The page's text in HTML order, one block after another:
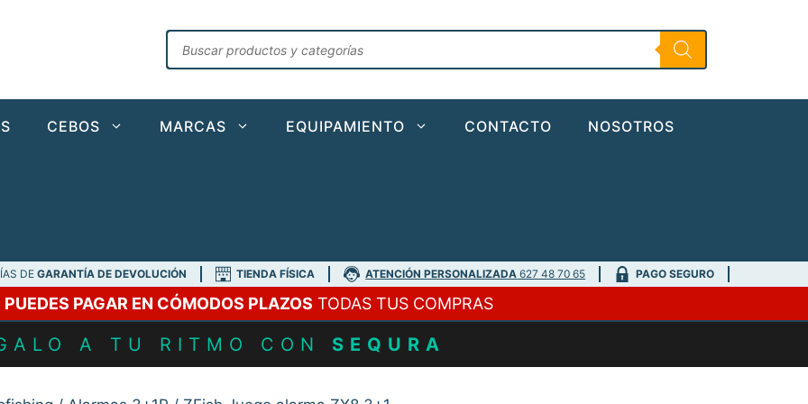
Búsqueda
de
productos
CEBOS MARCAS EQUIPAMIENTO CONTACTO NOSOTROS
DEGARANTÍA DE DEVOLUCIÓN TIENDA FÍSICA ATENCIÓN PERSONALIZADA 627 48 70 65 PAGO SEGURO
PUEDES PAGAR EN CÓMODOS PLAZOS TODAS TUS COMPRAS
A TU RITMO CON SEQURA